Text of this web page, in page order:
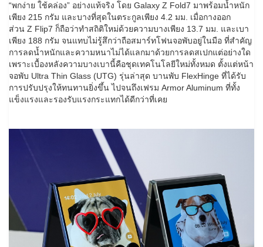
“พกง่าย ใช้คล่อง” อย่างแท้จริง โดย Galaxy Z Fold7 มาพร้อมน้ำหนัก
เพียง 215 กรัม และบางที่สุดในตระกูลเพียง 4.2 มม. เมื่อกางออก
ส่วน Z Flip7 ก็ถือว่าทำสถิติใหม่ด้วยความบางเพียง 13.7 มม. และเบา
เพียง 188 กรัม จนแทบไม่รู้สึกว่าถือสมาร์ทโฟนจอพับอยู่ในมือ ที่สำคัญ
การลดน้ำหนักและความหนาไม่ได้แลกมาด้วยการลดสเปกแต่อย่างใด
เพราะเบื้องหลังความบางเบานี้คือชุดเทคโนโลยีใหม่ทั้งหมด ตั้งแต่หน้า
จอพับ Ultra Thin Glass (UTG) รุ่นล่าสุด บานพับ FlexHinge ที่ได้รับ
การปรับปรุงให้ทนทานยิ่งขึ้น ไปจนถึงเฟรม Armor Aluminum ที่ทั้ง
แข็งแรงและรองรับแรงกระแทกได้ดีกว่าที่เคย